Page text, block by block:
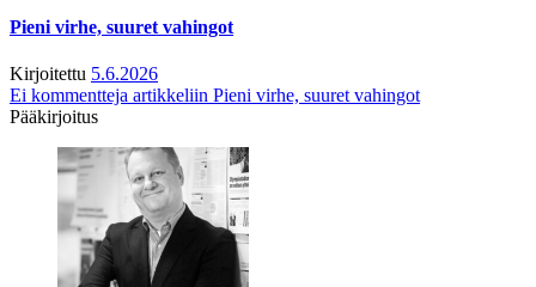
Pieni virhe, suuret vahingot
Kirjoitettu 5.6.2026
Ei kommentteja artikkeliin Pieni virhe, suuret vahingot
Pääkirjoitus